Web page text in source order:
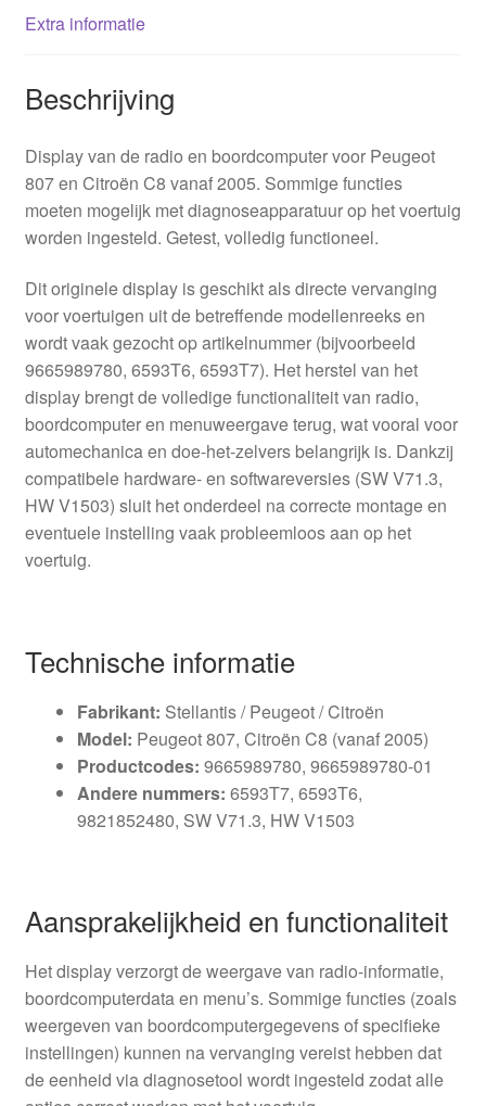
Extra informatie
Beschrijving
Display van de radio en boordcomputer voor Peugeot
807 en Citroën C8 vanaf 2005. Sommige functies
moeten mogelijk met diagnoseapparatuur op het voertuig
worden ingesteld. Getest, volledig functioneel.
Dit originele display is geschikt als directe vervanging
voor voertuigen uit de betreffende modellenreeks en
wordt vaak gezocht op artikelnummer (bijvoorbeeld
9665989780, 6593T6, 6593T7). Het herstel van het
display brengt de volledige functionaliteit van radio,
boordcomputer en menuweergave terug, wat vooral voor
automechanica en doe-het-zelvers belangrijk is. Dankzij
compatibele hardware- en softwareversies (SW V71.3,
HW V1503) sluit het onderdeel na correcte montage en
eventuele instelling vaak probleemloos aan op het
voertuig.
Technische informatie
Fabrikant: Stellantis / Peugeot / Citroën
Model: Peugeot 807, Citroën C8 (vanaf 2005)
Productcodes: 9665989780, 9665989780-01
Andere nummers: 6593T7, 6593T6,
9821852480, SW V71.3, HW V1503
Aansprakelijkheid en functionaliteit
Het display verzorgt de weergave van radio-informatie,
boordcomputerdata en menu’s. Sommige functies (zoals
weergeven van boordcomputergegevens of specifieke
instellingen) kunnen na vervanging vereist hebben dat
de eenheid via diagnosetool wordt ingesteld zodat alle